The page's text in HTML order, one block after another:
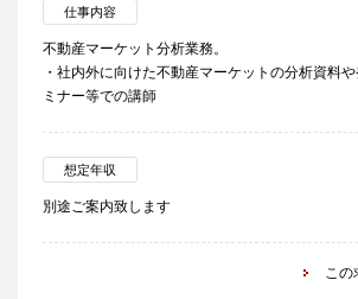
仕事内容
不動産マーケット分析業務。
・社内外に向けた不動産マーケットの分析資料
ミナー等での講師
想定年収
別途ご案内致します
この